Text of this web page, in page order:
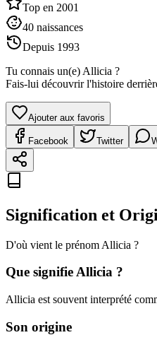
Top en 2001
40 naissances
Depuis 1993
Tu connais un(e) Allicia ?
Fais-lui découvrir l'histoire
Ajouter aux favoris
Facebook Twitter
Signification et
D'où vient le prénom Allicia ?
Que signifieAllicia ?
Allicia est souvent interprété
Son origine